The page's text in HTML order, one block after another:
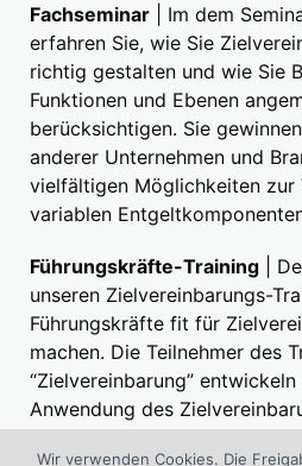
Fachseminar | Im dem
erfahren Sie, wie Sie
richtig gestalten und wie Sie
Funktionen und Ebenen
berücksichtigen. Sie
anderer Unternehmen und
vielfältigen Möglichkeiten zur
variablen
Führungskräfte-Training |
unseren Zielvereinbarungs-
Führungskräfte fit für
machen. Die Teilnehmer des
“Zielvereinbarung”
Anwendung des
und erlangen Sicherheit in
Wir verwenden Cookies. Die